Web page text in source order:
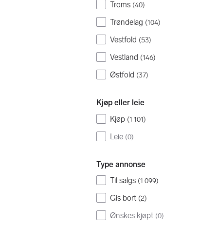
Troms (40)
Trøndelag (104)
Vestfold (53)
Vestland (146)
Østfold (37)
Kjøp eller leie
Kjøp (1 101)
Leie (0)
Type annonse
Til salgs (1 099)
Gis bort (2)
Ønskes kjøpt (0)